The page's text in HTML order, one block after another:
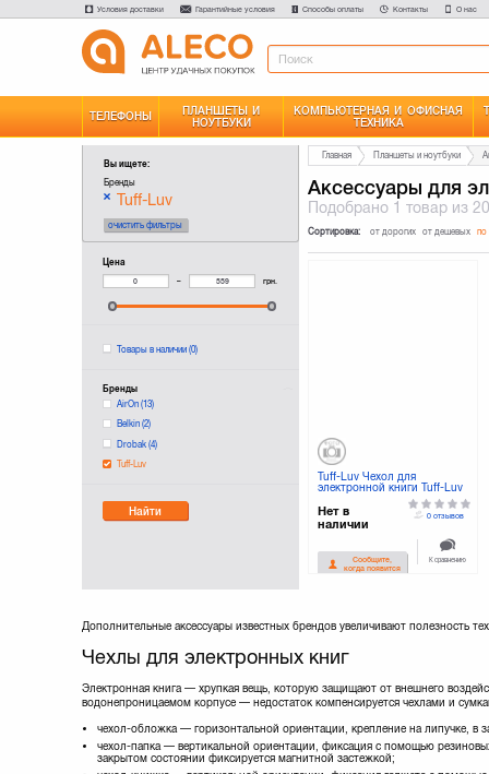
Условия доставки Гарантийные условия Способы оплаты Контакты О нас
ТЕЛЕФОНЫ
ПЛАНШЕТЫ И
НОУТБУКИ
КОМПЬЮТЕРНАЯ И ОФИСНАЯ
ТЕХНИКА
Вы ищете:
Бренды
Tuff-Luv
очистить фильтры
Цена
– грн.
Товары в наличии(0)
Бренды
AirOn(13)
Belkin(2)
Drobak(4)
Tuff-Luv
Найти
Главная Планшеты и ноутбуки
Аксессуары для
Подобрано 1 товар из
Сортировка: от дорогих от дешевых по
Tuff-Luv Чехол для
электронной книги Tuff-Luv
6 Flip Style Bliss /Pink (H6_20)
Нет в
наличии
Сообщите,
когда появится
0 отзывов
К сравнению
Дополнительные аксессуары известных брендов увеличивают полезность
Чехлы для электронных книг
Электронная книга — хрупкая вещь, которую защищают от внешнего
водонепроницаемом корпусе — недостаток компенсируется чехлами и
чехол-обложка — горизонтальной ориентации, крепление на липучке, в
чехол-папка — вертикальной ориентации, фиксация с помощью
закрытом состоянии фиксируется магнитной застежкой;